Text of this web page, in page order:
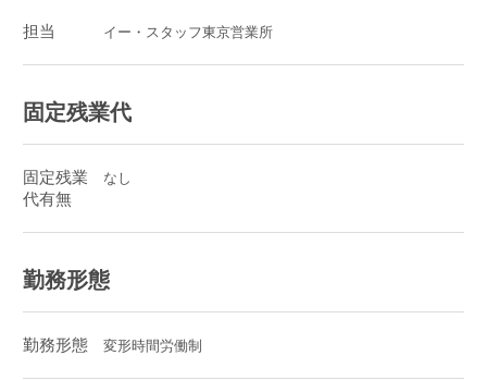
担当 イー・スタッフ東京営業所
固定残業代
固定残業
代有無
なし
勤務形態
勤務形態 変形時間労働制